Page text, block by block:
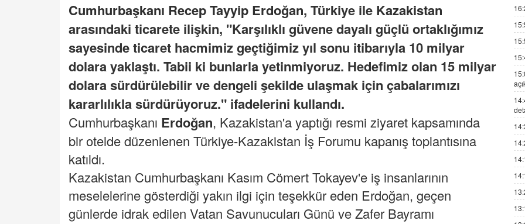
Cumhurbaşkanı Recep Tayyip Erdoğan, Türkiye ile Kazakistan
arasındaki ticarete ilişkin, "Karşılıklı güvene dayalı güçlü ortaklığımız
sayesinde ticaret hacmimiz geçtiğimiz yıl sonu itibarıyla 10 milyar
dolara yaklaştı. Tabii ki bunlarla yetinmiyoruz. Hedefimiz olan 15 milyar
dolara sürdürülebilir ve dengeli şekilde ulaşmak için çabalarımızı
kararlılıkla sürdürüyoruz." ifadelerini kullandı.
Cumhurbaşkanı Erdoğan, Kazakistan'a yaptığı resmi ziyaret kapsamında
bir otelde düzenlenen Türkiye-Kazakistan İş Forumu kapanış toplantısına
katıldı.
Kazakistan Cumhurbaşkanı Kasım Cömert Tokayev'e iş insanlarının
meselelerine gösterdiği yakın ilgi için teşekkür eden Erdoğan, geçen
günlerde idrak edilen Vatan Savunucuları Günü ve Zafer Bayramı